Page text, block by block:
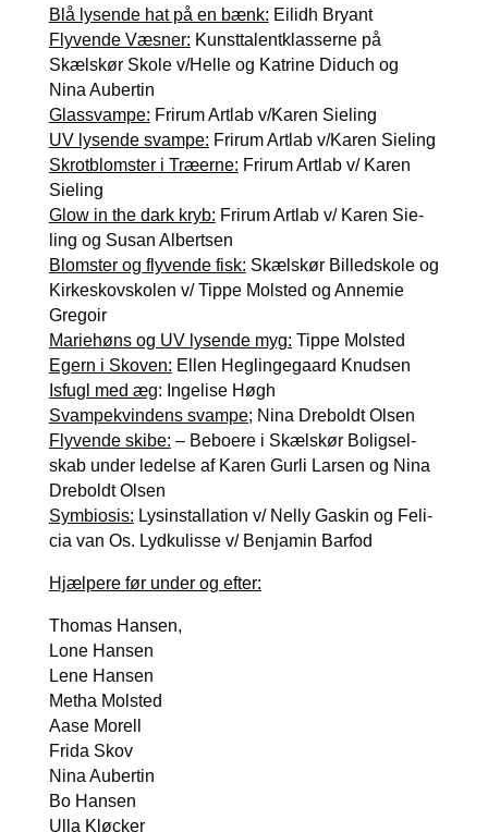
Blå lysen­de hat på en bænk: Eil­idh Bry­ant
Fly­ven­de Væs­ner: Kunst­ta­lent­klas­ser­ne på
Skæls­kør Sko­le v/Helle og Katri­ne Diduch og
Nina Auber­tin
Glas­svam­pe: Frirum Art­lab v/Karen Sie­ling
UV lysen­de svam­pe: Frirum Art­lab v/Karen Sie­ling
Skrotblom­ster i Træ­er­ne: Frirum Art­lab v/ Karen
Sie­ling
Glow in the dark kryb: Frirum Art­lab v/ Karen Sie­
ling og Sus­an Albert­sen
Blom­ster og fly­ven­de fisk: Skæls­kør Bil­ledsko­le og
Kir­ke­sko­vsko­len v/ Tip­pe Mol­sted og Anne­mie
Gre­goir
Mari­e­høns og UV lysen­de myg: Tip­pe Mol­sted
Egern i Sko­ven: Ellen Heg­lin­ge­gaard Knud­sen
Isfugl med æg: Inge­li­se Høgh
Svam­pe­kvin­dens svam­pe; Nina Dre­boldt Olsen
Fly­ven­de ski­be: – Bebo­e­re i Skæls­kør Boligsel­
skab under ledel­se af Karen Gur­li Lar­sen og Nina
Dre­boldt Olsen
Sym­bio­sis: Lysin­stal­la­tion v/ Nel­ly Gaskin og Feli­
cia van Os. Lyd­kulis­se v/ Benja­min Bar­fod
Hjæl­pe­re før under og efter:
Tho­mas Han­sen,
Lone Han­sen
Lene Han­sen
Metha Mol­sted
Aase Morell
Fri­da Skov
Nina Auber­tin
Bo Han­sen
Ulla Kløck­er